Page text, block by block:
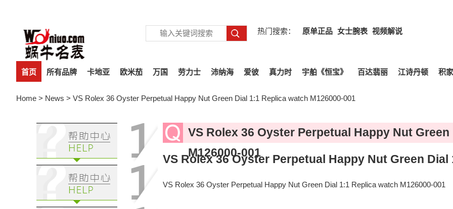
热门搜索： 原单正品 女士腕表 视频解说
首页 所有品牌 卡地亚 欧米茄 万国 劳力士 沛纳海 爱彼 真力时 宇舶《恒宝》 百达翡丽 江诗丹顿 积家
Home > News > VS Rolex 36 Oyster Perpetual Happy Nut Green Dial 1:1 Replica watch M126000-001
VS Rolex 36 Oyster Perpetual Happy Nut
M126000-001
VS Rolex 36 Oyster Perpetual Happy Nut Green
VS Rolex 36 Oyster Perpetual Happy Nut Green Dial 1:1 Replica watch M126000-001